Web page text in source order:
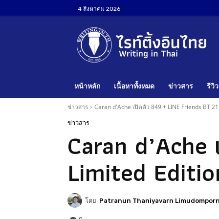
4 สิงหาคม 2026
หน้าหลัก เนื้อหาทั้งหมด ข่าวสาร รีวิว
ข่าวสาร Caran d'Ache เปิดตัว 849 + LINE Friends BT
ข่าวสาร
Caran
Limited
โดย Patranun Thaniyavarn